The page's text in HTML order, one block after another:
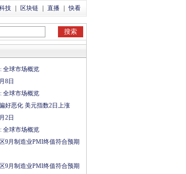
技 区块链 直播 快看
全球市场概览
8日
全球市场概览
好恶化 美元指数2日上涨
2日
全球市场概览
9月制造业PMI终值符合预期
9月制造业PMI终值符合预期